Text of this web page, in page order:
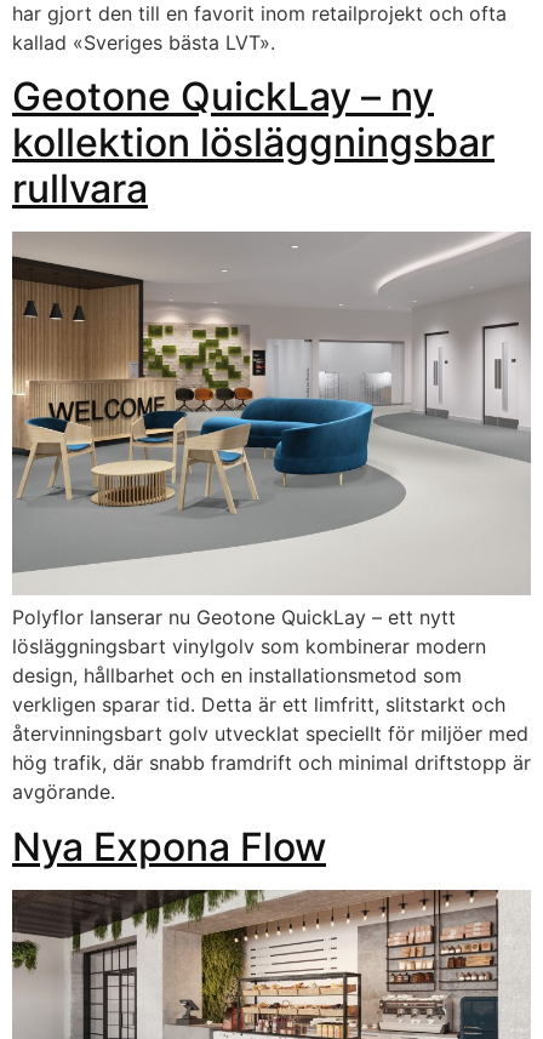
har gjort den till en favorit inom retailprojekt och ofta
kallad «Sveriges bästa LVT».
Geotone QuickLay – ny
kollektion lösläggningsbar
rullvara
Polyflor lanserar nu Geotone QuickLay – ett nytt
lösläggningsbart vinylgolv som kombinerar modern
design, hållbarhet och en installationsmetod som
verkligen sparar tid. Detta är ett limfritt, slitstarkt och
återvinningsbart golv utvecklat speciellt för miljöer med
hög trafik, där snabb framdrift och minimal driftstopp är
avgörande.
Nya Expona Flow